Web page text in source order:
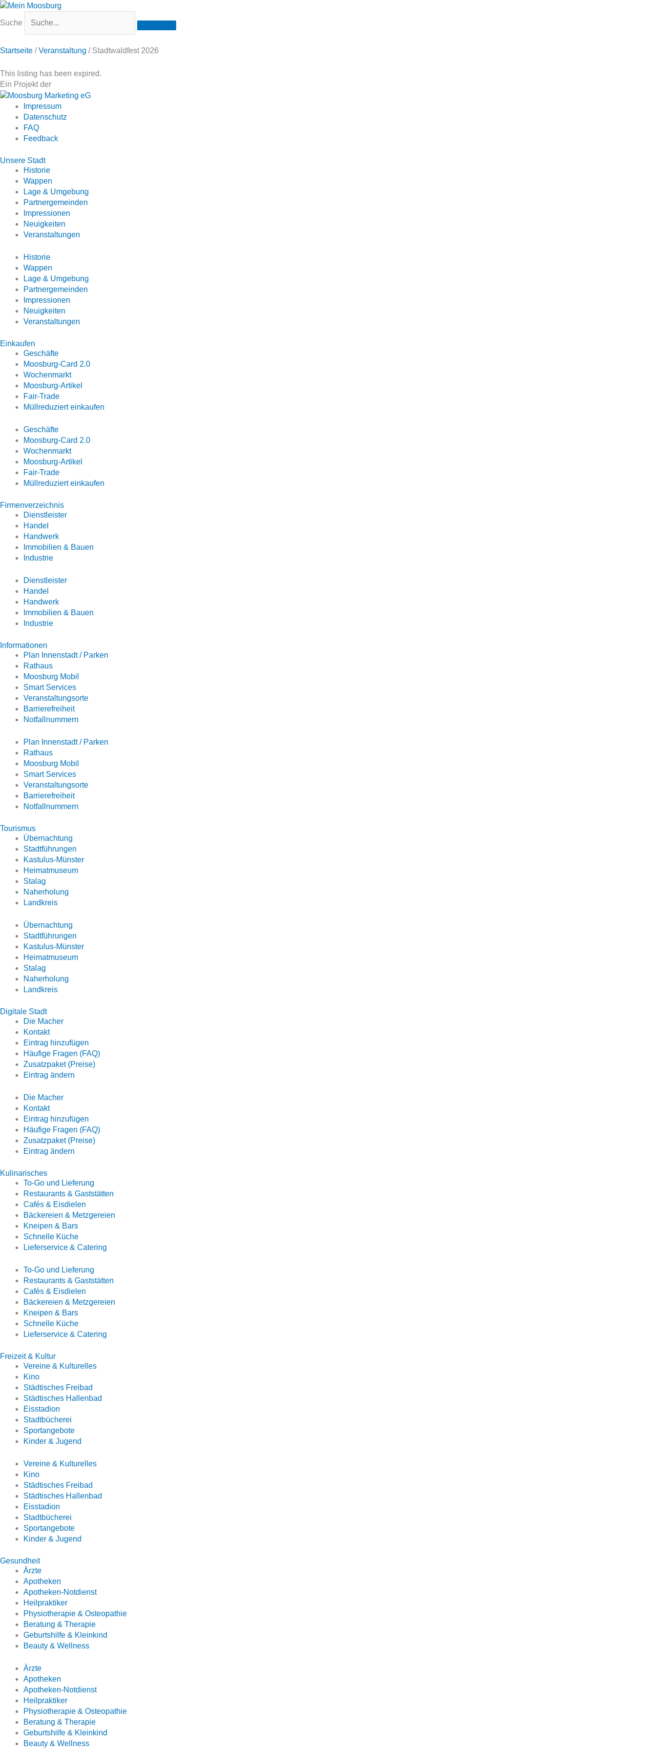
Suche
Startseite /Veranstaltung / Stadtwaldfest 2026
This listing has been expired.
Ein Projekt der
Impressum
Datenschutz
FAQ
Feedback
Unsere Stadt
Historie
Wappen
Lage & Umgebung
Partnergemeinden
Impressionen
Neuigkeiten
Veranstaltungen
Historie
Wappen
Lage & Umgebung
Partnergemeinden
Impressionen
Neuigkeiten
Veranstaltungen
Einkaufen
Geschäfte
Moosburg-Card 2.0
Wochenmarkt
Moosburg-Artikel
Fair-Trade
Müllreduziert einkaufen
Geschäfte
Moosburg-Card 2.0
Wochenmarkt
Moosburg-Artikel
Fair-Trade
Müllreduziert einkaufen
Firmenverzeichnis
Dienstleister
Handel
Handwerk
Immobilien & Bauen
Industrie
Dienstleister
Handel
Handwerk
Immobilien & Bauen
Industrie
Informationen
Plan Innenstadt / Parken
Rathaus
Moosburg Mobil
Smart Services
Veranstaltungsorte
Barrierefreiheit
Notfallnummern
Plan Innenstadt / Parken
Rathaus
Moosburg Mobil
Smart Services
Veranstaltungsorte
Barrierefreiheit
Notfallnummern
Tourismus
Übernachtung
Stadtführungen
Kastulus-Münster
Heimatmuseum
Stalag
Naherholung
Landkreis
Übernachtung
Stadtführungen
Kastulus-Münster
Heimatmuseum
Stalag
Naherholung
Landkreis
Digitale Stadt
Die Macher
Kontakt
Eintrag hinzufügen
Häufige Fragen (FAQ)
Zusatzpaket (Preise)
Eintrag ändern
Die Macher
Kontakt
Eintrag hinzufügen
Häufige Fragen (FAQ)
Zusatzpaket (Preise)
Eintrag ändern
Kulinarisches
To-Go und Lieferung
Restaurants & Gaststätten
Cafés & Eisdielen
Bäckereien & Metzgereien
Kneipen & Bars
Schnelle Küche
Lieferservice & Catering
To-Go und Lieferung
Restaurants & Gaststätten
Cafés & Eisdielen
Bäckereien & Metzgereien
Kneipen & Bars
Schnelle Küche
Lieferservice & Catering
Freizeit & Kultur
Vereine & Kulturelles
Kino
Städtisches Freibad
Städtisches Hallenbad
Eisstadion
Stadtbücherei
Sportangebote
Kinder & Jugend
Vereine & Kulturelles
Kino
Städtisches Freibad
Städtisches Hallenbad
Eisstadion
Stadtbücherei
Sportangebote
Kinder & Jugend
Gesundheit
Ärzte
Apotheken
Apotheken-Notdienst
Heilpraktiker
Physiotherapie & Osteopathie
Beratung & Therapie
Geburtshilfe & Kleinkind
Beauty & Wellness
Ärzte
Apotheken
Apotheken-Notdienst
Heilpraktiker
Physiotherapie & Osteopathie
Beratung & Therapie
Geburtshilfe & Kleinkind
Beauty & Wellness